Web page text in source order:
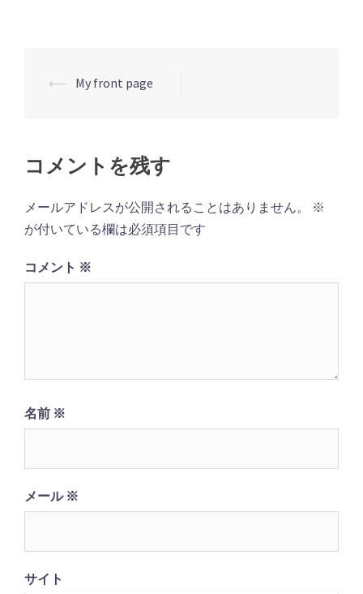
投
ビ
ゲ
ー
シ
ン
⟵ My front page
コメントを残す
メールアドレスが公開されることはありません。
※
が付いている欄は必須項目です
コメント ※
名前 ※
メール ※
サイト